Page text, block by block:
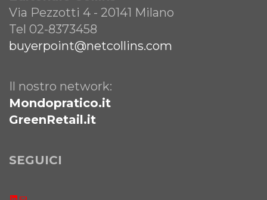
Via Pezzotti 4 - 20141 Milano
Tel 02-8373458
buyerpoint@netcollins.com
Il nostro network:
Mondopratico.it
GreenRetail.it
SEGUICI